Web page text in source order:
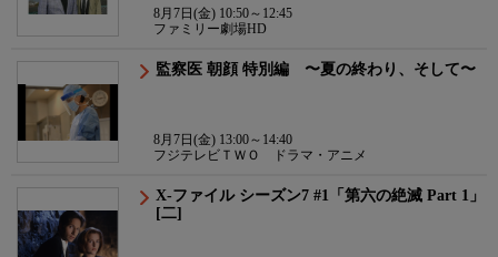
8月7日(金) 10:50～12:45
ファミリー劇場HD
監察医 朝顔 特別編 〜夏の終わり、そして〜
8月7日(金) 13:00～14:40
フジテレビＴＷＯ ドラマ・アニメ
X-ファイル シーズン7 #1「第六の絶滅 Part 1」
[二]